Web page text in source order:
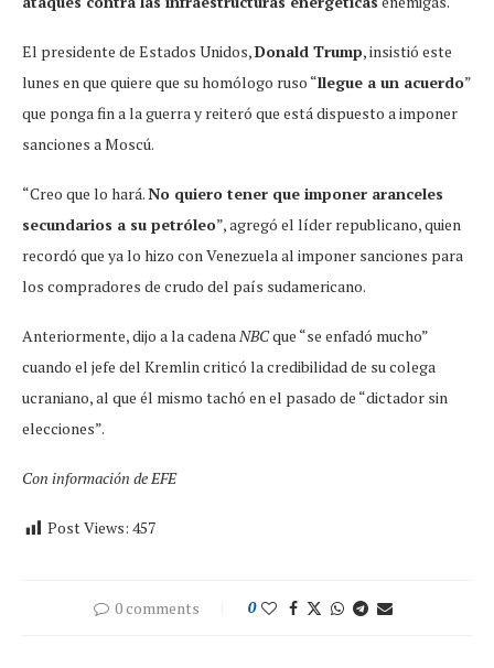
El presidente de Estados Unidos,Donald Trump, insistió este
lunes en que quiere que su homólogo ruso “llegue a un acuerdo”
que ponga fin a la guerra y reiteró que está dispuesto a imponer
sanciones a Moscú.
“Creo que lo hará.No quiero tener que imponer aranceles
secundarios a su petróleo”, agregó el líder republicano, quien
recordó que ya lo hizo con Venezuela al imponer sanciones para
los compradores de crudo del país sudamericano.
Anteriormente, dijo a la cadenaNBCque “se enfadó mucho”
cuando el jefe del Kremlin criticó la credibilidad de su colega
ucraniano, al que él mismo tachó en el pasado de “dictador sin
elecciones”.
Con información de EFE
Post Views: 457
0 comments 0